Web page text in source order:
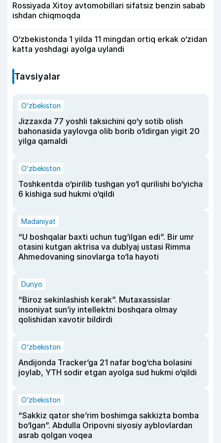
Rossiyada Xitoy avtomobillari sifatsiz benzin sabab
ishdan chiqmoqda
O‘zbekistonda 1 yilda 11 mingdan ortiq erkak o‘zidan
katta yoshdagi ayolga uylandi
Tavsiyalar
O‘zbekiston
Jizzaxda 77 yoshli taksichini qo‘y sotib olish
bahonasida yaylovga olib borib o‘ldirgan yigit 20
yilga qamaldi
O‘zbekiston
Toshkentda o‘pirilib tushgan yo‘l qurilishi bo‘yicha
6 kishiga sud hukmi o‘qildi
Madaniyat
“U boshqalar baxti uchun tug‘ilgan edi”. Bir umr
otasini kutgan aktrisa va dublyaj ustasi Rimma
Ahmedovaning sinovlarga to‘la hayoti
Dunyo
“Biroz sekinlashish kerak”. Mutaxassislar
insoniyat sun’iy intellektni boshqara olmay
qolishidan xavotir bildirdi
O‘zbekiston
Andijonda Tracker’ga 21 nafar bog‘cha bolasini
joylab, YTH sodir etgan ayolga sud hukmi o‘qildi
O‘zbekiston
“Sakkiz qator she’rim boshimga sakkizta bomba
bo‘lgan”. Abdulla Oripovni siyosiy ayblovlardan
asrab qolgan voqea